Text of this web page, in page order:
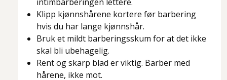
Klipp kjønnshårene kortere før barbering
hvis du har lange kjønnshår.
Bruk et mildt barberingsskum for at det ikke
skal bli ubehagelig.
Rent og skarp blad er viktig. Barber med
hårene, ikke mot.